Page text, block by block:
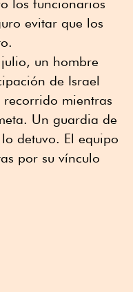
los funcionarios
evitar que los
un hombre
de Israel
recorrido mientras
Un guardia de
detuvo. El equipo
por su vínculo